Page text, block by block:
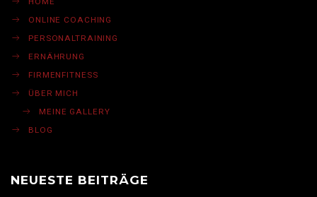
ONLINE COACHING
PERSONALTRAINING
ERNÄHRUNG
FIRMENFITNESS
ÜBER MICH
MEINE GALLERY
BLOG
NEUESTE BEITRÄGE